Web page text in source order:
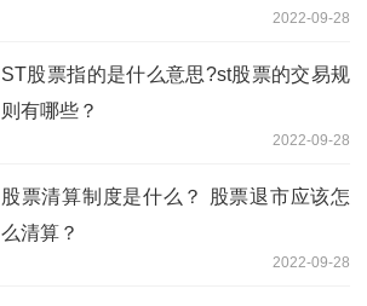
2022-09-28
ST股票指的是什么意思?st股票的交易规
则有哪些？
2022-09-28
股票清算制度是什么？ 股票退市应该怎
么清算？
2022-09-28